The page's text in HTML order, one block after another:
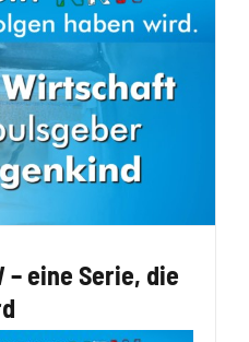
– eine Serie, die